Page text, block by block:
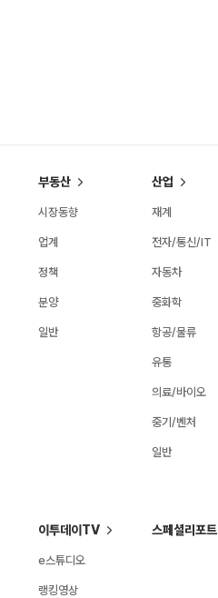
부동산
시장동향
업계
정책
분양
일반
산업
재계
전자/통신/IT
자동차
중화학
항공/물류
유통
의료/바이오
중기/벤처
일반
이투데이TV
e스튜디오
랭킹영상
스페셜리포트